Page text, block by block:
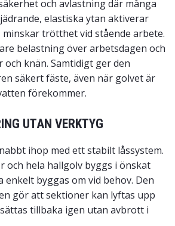
och avlastning där många
elastiska ytan aktiverar
trötthet vid stående arbete.
belastning över arbetsdagen och
knän. Samtidigt ger den
säkert fäste, även när golvet är
förekommer.
UTAN VERKTYG
ihop med ett stabilt låssystem.
och hela hallgolv byggs i önskat
enkelt byggas om vid behov. Den
gör att sektioner kan lyftas upp
tillbaka igen utan avbrott i